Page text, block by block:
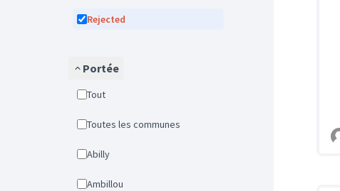
Rejected
Portée
Tout
Toutes les communes
Abilly
Ambillou